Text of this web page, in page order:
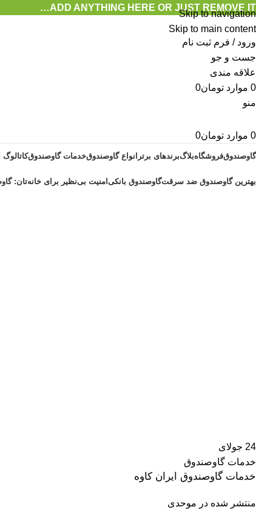
Skip to navigation
Skip to main content
ADD ANYTHING HERE OR JUST REMOVE IT…
ورود / فرم ثبت نام
جست و جو
علاقه مندی
0 موارد تومان0
منو
0 موارد تومان0
گاوصندوقفروشگاهبلاگبرندهای برتر انواع گاوصندوقخدمات گاوصندوق
بهترین گاوصندوق ضد سرقتگاوصندوق بانکیامنیت بی‌نظیر برای خانه‌تان:
24 جولای
خدمات گاوصندوق
خدمات گاوصندوق ایران کاوه
منتشر شده در موحدی